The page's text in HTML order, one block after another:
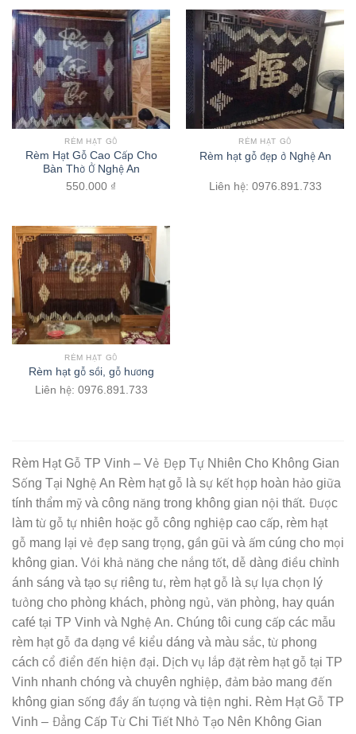
RÈM HẠT GỖ
Rèm Hạt Gỗ Cao Cấp Cho
Bàn Thờ Ở Nghệ An
550.000 ₫
RÈM HẠT GỖ
Rèm hạt gỗ đẹp ở Nghệ An
Liên hệ: 0976.891.733
RÈM HẠT GỖ
Rèm hạt gỗ sồi, gỗ hương
Liên hệ: 0976.891.733
Rèm Hạt Gỗ TP Vinh – Vẻ Đẹp Tự Nhiên Cho Không Gian
Sống Tại Nghệ An Rèm hạt gỗ là sự kết hợp hoàn hảo giữa
tính thẩm mỹ và công năng trong không gian nội thất. Được
làm từ gỗ tự nhiên hoặc gỗ công nghiệp cao cấp, rèm hạt
gỗ mang lại vẻ đẹp sang trọng, gần gũi và ấm cúng cho mọi
không gian. Với khả năng che nắng tốt, dễ dàng điều chỉnh
ánh sáng và tạo sự riêng tư, rèm hạt gỗ là sự lựa chọn lý
tưởng cho phòng khách, phòng ngủ, văn phòng, hay quán
café tại TP Vinh và Nghệ An. Chúng tôi cung cấp các mẫu
rèm hạt gỗ đa dạng về kiểu dáng và màu sắc, từ phong
cách cổ điển đến hiện đại. Dịch vụ lắp đặt rèm hạt gỗ tại TP
Vinh nhanh chóng và chuyên nghiệp, đảm bảo mang đến
không gian sống đầy ấn tượng và tiện nghi. Rèm Hạt Gỗ TP
Vinh – Đẳng Cấp Từ Chi Tiết Nhỏ Tạo Nên Không Gian